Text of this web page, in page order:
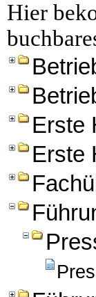
Hier
Erste
Erste